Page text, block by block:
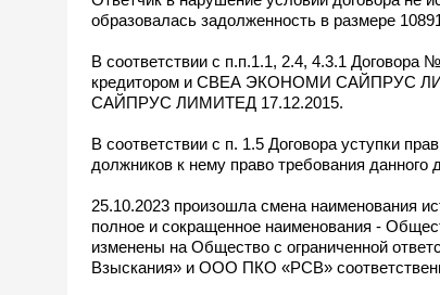
образовалась задолженность в размере
В соответствии с п.п.1.1, 2.4, 4.3.1
кредитором и СВЕА ЭКОНОМИ САЙПРУС
САЙПРУС ЛИМИТЕД 17.12.2015.
В соответствии с п. 1.5 Договора
должников к нему право требования данного
25.10.2023 произошла смена наименования
полное и сокращенное наименования -
изменены на Общество с ограниченной
Взыскания» и ООО ПКО «РСВ»